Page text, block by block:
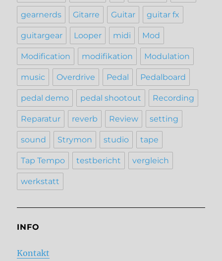
gearnerds Gitarre Guitar guitar fx
guitargear Looper midi Mod
Modification modifikation Modulation
music Overdrive Pedal Pedalboard
pedal demo pedal shootout Recording
Reparatur reverb Review setting
sound Strymon studio tape
Tap Tempo testbericht vergleich
werkstatt
INFO
Kontakt